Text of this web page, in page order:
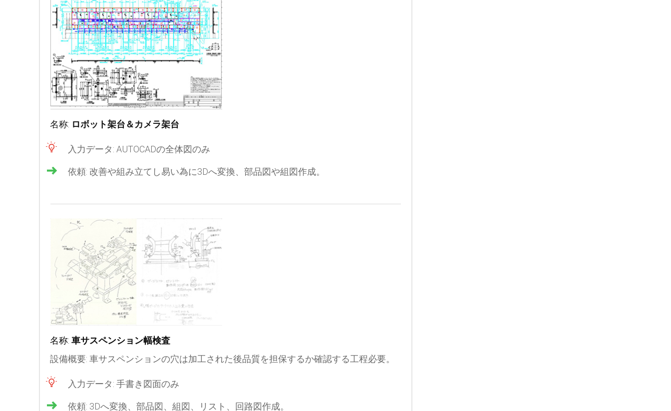
名称: ロボット架台＆カメラ架台
入力データ: AUTOCADの全体図のみ
依頼: 改善や組み立てし易い為に3Dへ変換、部品図や組図作成。
名称: 車サスペンション幅検査
設備概要: 車サスペンションの穴は加工された後品質を担保するか確認する工程必要。
入力データ: 手書き図面のみ
依頼: 3Dへ変換、部品図、組図、リスト、回路図作成。